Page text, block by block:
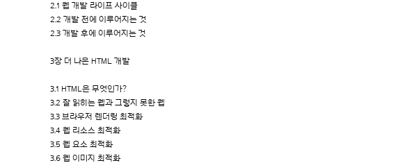
2.1 웹 개발 라이프 사이클
2.2 개발 전에 이루어지는 것
2.3 개발 후에 이루어지는 것
3장 더 나은 HTML 개발
3.1 HTML은 무엇인가?
3.2 잘 읽히는 웹과 그렇지 못한 웹
3.3 브라우저 렌더링 최적화
3.4 웹 리소스 최적화
3.5 웹 요소 최적화
3.6 웹 이미지 최적화